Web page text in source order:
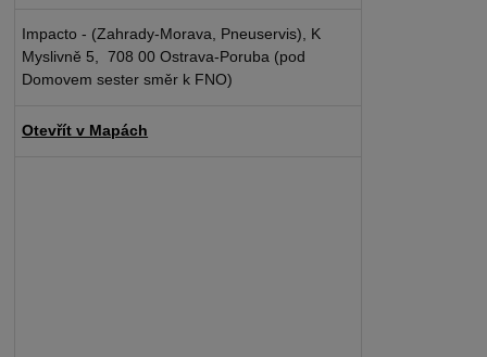
Impacto - (Zahrady-Morava, Pneuservis), K
Myslivně 5, 708 00 Ostrava-Poruba (pod
Domovem sester směr k FNO)
Otevřít v Mapách